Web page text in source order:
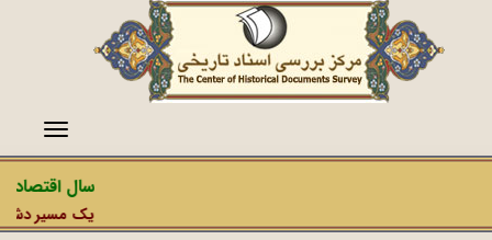
منو
سال اقتصاد
یک مسیر